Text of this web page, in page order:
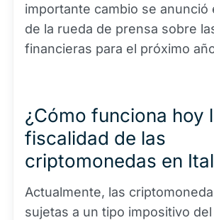
importante cambio se anunció
de la rueda de prensa sobre
financieras para el próximo
¿Cómo funciona hoy
fiscalidad de las
criptomonedas en
Actualmente, las
sujetas a un tipo impositivo